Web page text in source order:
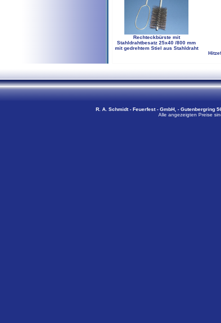
Rechteckbürste mit
Stahldrahtbesatz 25x40 /800 mm
mit gedrehtem Stiel aus Stahldraht
R. A. Schmidt - Feuerfest - GmbH, - Gutenbergring
Alle angezeigten Preise